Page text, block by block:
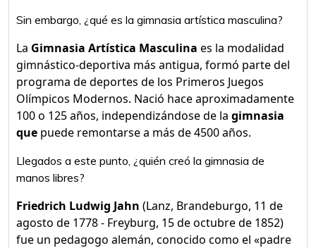
Sin embargo, ¿qué es la gimnasia artística masculina?
La Gimnasia Artística Masculina es la modalidad
gimnástico-deportiva más antigua, formó parte del
programa de deportes de los Primeros Juegos
Olímpicos Modernos. Nació hace aproximadamente
100 o 125 años, independizándose de la gimnasia
que puede remontarse a más de 4500 años.
Llegados a este punto, ¿quién creó la gimnasia de
manos libres?
Friedrich Ludwig Jahn (Lanz, Brandeburgo, 11 de
agosto de 1778 - Freyburg, 15 de octubre de 1852)
fue un pedagogo alemán, conocido como el «padre